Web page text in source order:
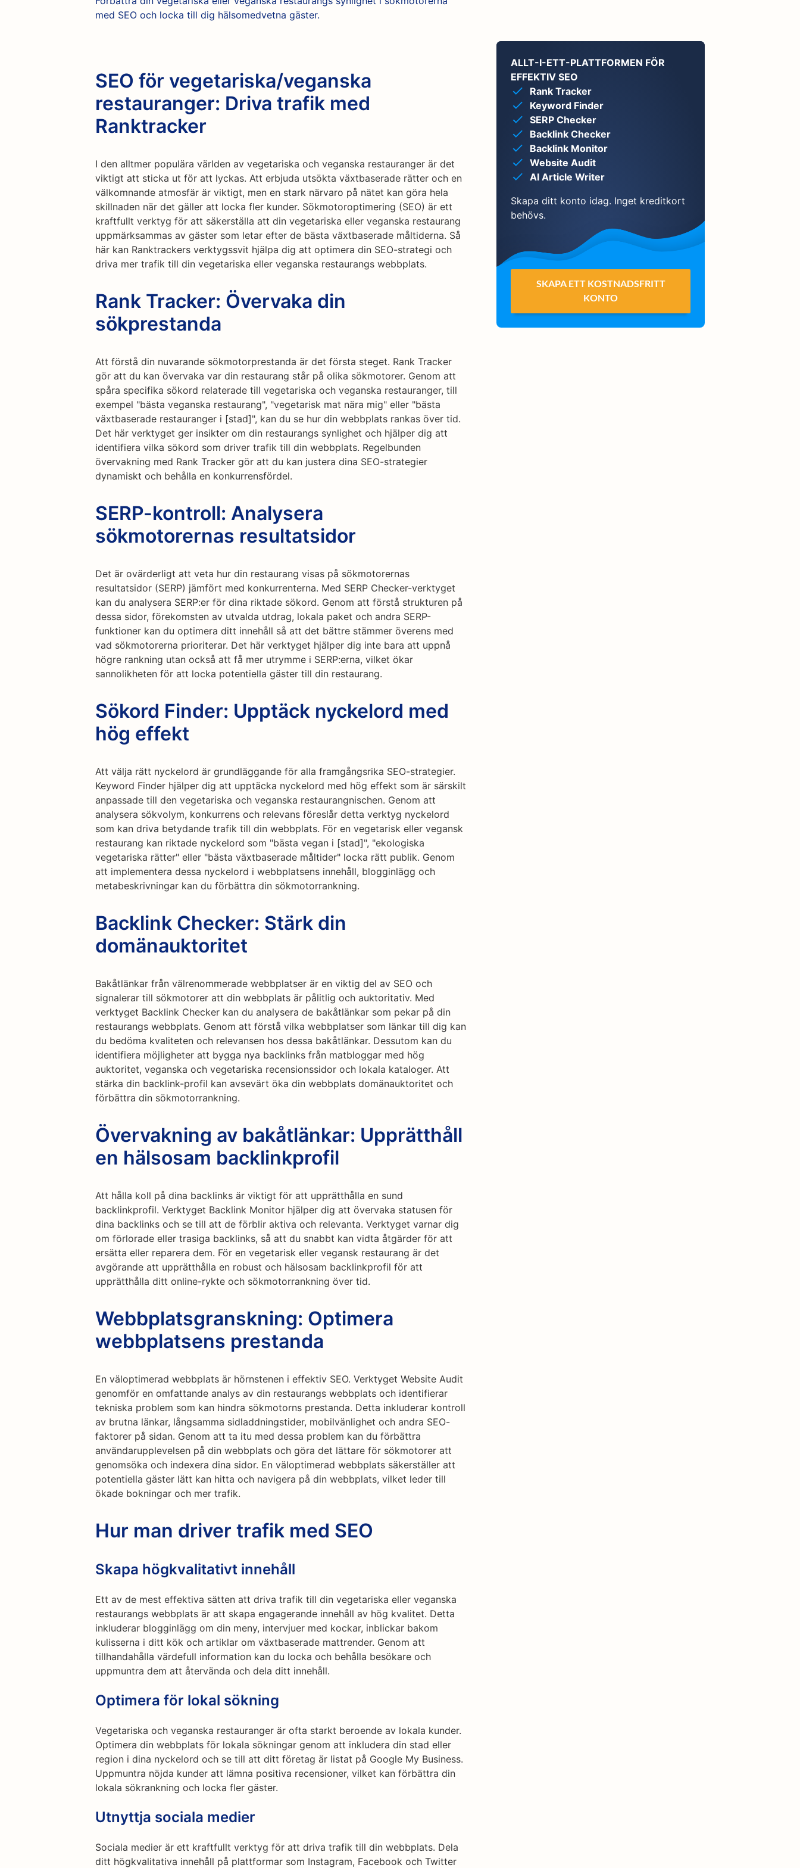
med SEO och locka till dig hälsomedvetna gäster.
SEO för vegetariska/veganska
restauranger: Driva trafik med
Ranktracker
I den alltmer populära världen av vegetariska och veganska restauranger är det
viktigt att sticka ut för att lyckas. Att erbjuda utsökta växtbaserade rätter och en
välkomnande atmosfär är viktigt, men en stark närvaro på nätet kan göra hela
skillnaden när det gäller att locka fler kunder. Sökmotoroptimering (SEO) är ett
kraftfullt verktyg för att säkerställa att din vegetariska eller veganska restaurang
uppmärksammas av gäster som letar efter de bästa växtbaserade måltiderna. Så
här kan Ranktrackers verktygssvit hjälpa dig att optimera din SEO-strategi och
driva mer trafik till din vegetariska eller veganska restaurangs webbplats.
Rank Tracker: Övervaka din
sökprestanda
Att förstå din nuvarande sökmotorprestanda är det första steget. Rank Tracker
gör att du kan övervaka var din restaurang står på olika sökmotorer. Genom att
spåra specifika sökord relaterade till vegetariska och veganska restauranger, till
exempel "bästa veganska restaurang", "vegetarisk mat nära mig" eller "bästa
växtbaserade restauranger i [stad]", kan du se hur din webbplats rankas över tid.
Det här verktyget ger insikter om din restaurangs synlighet och hjälper dig att
identifiera vilka sökord som driver trafik till din webbplats. Regelbunden
övervakning med Rank Tracker gör att du kan justera dina SEO-strategier
dynamiskt och behålla en konkurrensfördel.
SERP-kontroll: Analysera
sökmotorernas resultatsidor
Det är ovärderligt att veta hur din restaurang visas på sökmotorernas
resultatsidor (SERP) jämfört med konkurrenterna. Med SERP Checker-verktyget
kan du analysera SERP:er för dina riktade sökord. Genom att förstå strukturen på
dessa sidor, förekomsten av utvalda utdrag, lokala paket och andra SERP-
funktioner kan du optimera ditt innehåll så att det bättre stämmer överens med
vad sökmotorerna prioriterar. Det här verktyget hjälper dig inte bara att uppnå
högre rankning utan också att få mer utrymme i SERP:erna, vilket ökar
sannolikheten för att locka potentiella gäster till din restaurang.
Sökord Finder: Upptäck nyckelord med
hög effekt
Att välja rätt nyckelord är grundläggande för alla framgångsrika SEO-strategier.
Keyword Finder hjälper dig att upptäcka nyckelord med hög effekt som är särskilt
anpassade till den vegetariska och veganska restaurangnischen. Genom att
analysera sökvolym, konkurrens och relevans föreslår detta verktyg nyckelord
som kan driva betydande trafik till din webbplats. För en vegetarisk eller vegansk
restaurang kan riktade nyckelord som "bästa vegan i [stad]", "ekologiska
vegetariska rätter" eller "bästa växtbaserade måltider" locka rätt publik. Genom
att implementera dessa nyckelord i webbplatsens innehåll, blogginlägg och
metabeskrivningar kan du förbättra din sökmotorrankning.
Backlink Checker: Stärk din
domänauktoritet
Bakåtlänkar från välrenommerade webbplatser är en viktig del av SEO och
signalerar till sökmotorer att din webbplats är pålitlig och auktoritativ. Med
verktyget Backlink Checker kan du analysera de bakåtlänkar som pekar på din
restaurangs webbplats. Genom att förstå vilka webbplatser som länkar till dig kan
du bedöma kvaliteten och relevansen hos dessa bakåtlänkar. Dessutom kan du
identifiera möjligheter att bygga nya backlinks från matbloggar med hög
auktoritet, veganska och vegetariska recensionssidor och lokala kataloger. Att
stärka din backlink-profil kan avsevärt öka din webbplats domänauktoritet och
förbättra din sökmotorrankning.
Övervakning av bakåtlänkar: Upprätthåll
en hälsosam backlinkprofil
Att hålla koll på dina backlinks är viktigt för att upprätthålla en sund
backlinkprofil. Verktyget Backlink Monitor hjälper dig att övervaka statusen för
dina backlinks och se till att de förblir aktiva och relevanta. Verktyget varnar dig
om förlorade eller trasiga backlinks, så att du snabbt kan vidta åtgärder för att
ersätta eller reparera dem. För en vegetarisk eller vegansk restaurang är det
avgörande att upprätthålla en robust och hälsosam backlinkprofil för att
upprätthålla ditt online-rykte och sökmotorrankning över tid.
Webbplatsgranskning: Optimera
webbplatsens prestanda
En väloptimerad webbplats är hörnstenen i effektiv SEO. Verktyget Website Audit
genomför en omfattande analys av din restaurangs webbplats och identifierar
tekniska problem som kan hindra sökmotorns prestanda. Detta inkluderar kontroll
av brutna länkar, långsamma sidladdningstider, mobilvänlighet och andra SEO-
faktorer på sidan. Genom att ta itu med dessa problem kan du förbättra
användarupplevelsen på din webbplats och göra det lättare för sökmotorer att
genomsöka och indexera dina sidor. En väloptimerad webbplats säkerställer att
potentiella gäster lätt kan hitta och navigera på din webbplats, vilket leder till
ökade bokningar och mer trafik.
Hur man driver trafik med SEO
Skapa högkvalitativt innehåll
Ett av de mest effektiva sätten att driva trafik till din vegetariska eller veganska
restaurangs webbplats är att skapa engagerande innehåll av hög kvalitet. Detta
inkluderar blogginlägg om din meny, intervjuer med kockar, inblickar bakom
kulisserna i ditt kök och artiklar om växtbaserade mattrender. Genom att
tillhandahålla värdefull information kan du locka och behålla besökare och
uppmuntra dem att återvända och dela ditt innehåll.
Optimera för lokal sökning
Vegetariska och veganska restauranger är ofta starkt beroende av lokala kunder.
Optimera din webbplats för lokala sökningar genom att inkludera din stad eller
region i dina nyckelord och se till att ditt företag är listat på Google My Business.
Uppmuntra nöjda kunder att lämna positiva recensioner, vilket kan förbättra din
lokala sökrankning och locka fler gäster.
Utnyttja sociala medier
Sociala medier är ett kraftfullt verktyg för att driva trafik till din webbplats. Dela
ditt högkvalitativa innehåll på plattformar som Instagram, Facebook och Twitter
ALLT-I-ETT-PLATTFORMEN FÖR
EFFEKTIV SEO
Rank Tracker
Keyword Finder
SERP Checker
Backlink Checker
Backlink Monitor
Website Audit
AI Article Writer
Skapa ditt konto idag. Inget kreditkort
behövs.
SKAPA ETT KOSTNADSFRITT
KONTO